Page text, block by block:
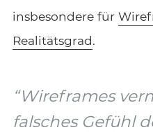
insbesondere für
Realitätsgrad.
“Wireframes
falsches Gefühl